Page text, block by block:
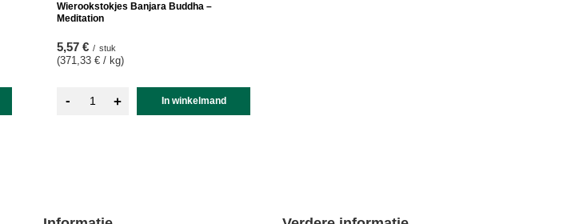
Wierookstokjes Banjara Buddha –
Meditation
5,57 € / stuk
(371,33 € / kg)
- + In winkelmand